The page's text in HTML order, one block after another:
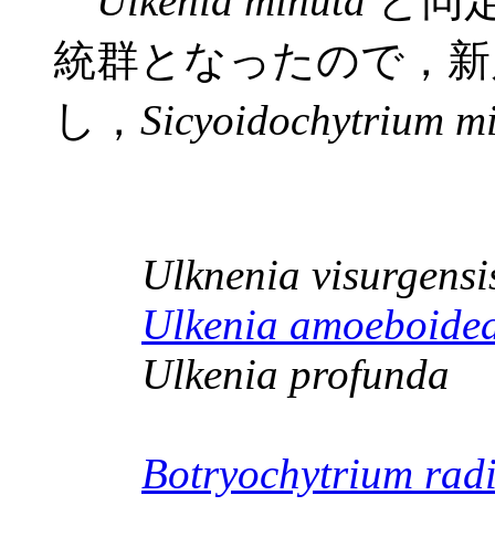
統群となったので，
し， Sicyoidochytrium
Ulknenia
Ulkenia
Ulkenia profunda
Botryochytrium